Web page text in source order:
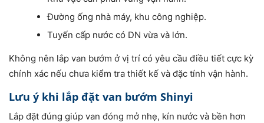
Đường ống nhà máy, khu công nghiệp.
Tuyến cấp nước có DN vừa và lớn.
Không nên lắp van bướm ở vị trí có yêu cầu điều tiết cực kỳ
chính xác nếu chưa kiểm tra thiết kế và đặc tính vận hành.
Lưu ý khi lắp đặt van bướm Shinyi
Lắp đặt đúng giúp van đóng mở nhẹ, kín nước và bền hơn